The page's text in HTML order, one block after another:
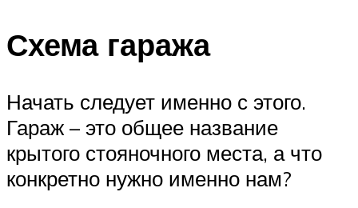
Схема гаража
Начать следует именно с этого.
Гараж – это общее название
крытого стояночного места, а что
конкретно нужно именно нам?